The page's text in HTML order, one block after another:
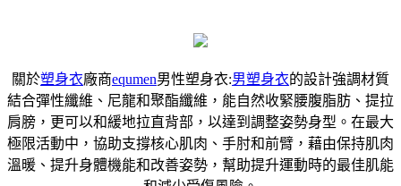
關於塑身衣廠商equmen男性塑身衣:男塑身衣的設計強調材質
結合彈性纖維、尼龍和聚酯纖維，能自然收緊腰腹脂肪、提拉
肩膀，更可以和緩地拉直背部，以達到調整姿勢身型。在最大
極限活動中，協助支撐核心肌肉、手肘和前臂，藉由保持肌肉
溫暖、提升身體機能和改善姿勢，幫助提升運動時的最佳肌能